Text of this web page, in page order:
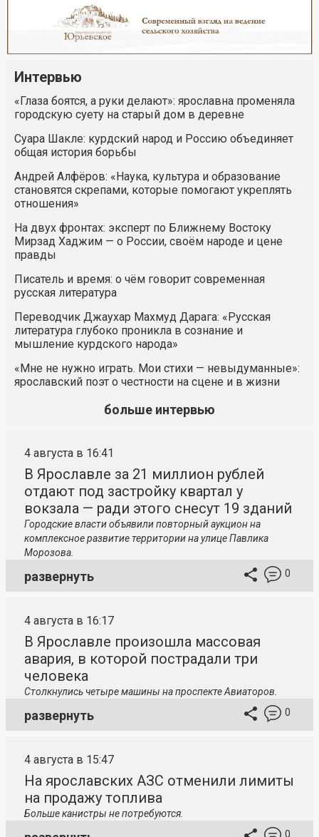
Интервью
«Глаза боятся, а руки делают»: ярославна променяла
городскую суету на старый дом в деревне
Суара Шакле: курдский народ и Россию объединяет
общая история борьбы
Андрей Алфёров: «Наука, культура и образование
становятся скрепами, которые помогают укреплять
отношения»
На двух фронтах: эксперт по Ближнему Востоку
Мирзад Хаджим — о России, своём народе и цене
правды
Писатель и время: о чём говорит современная
русская литература
Переводчик Джаухар Махмуд Дарага: «Русская
литература глубоко проникла в сознание и
мышление курдского народа»
«Мне не нужно играть. Мои стихи — невыдуманные»:
ярославский поэт о честности на сцене и в жизни
больше интервью
4 августа в 16:41
В Ярославле за 21 миллион рублей
отдают под застройку квартал у
вокзала — ради этого снесут 19 зданий
Городские власти объявили повторный аукцион на
комплексное развитие территории на улице Павлика
Морозова.
развернуть 0
4 августа в 16:17
В Ярославле произошла массовая
авария, в которой пострадали три
человека
Столкнулись четыре машины на проспекте Авиаторов.
развернуть 0
4 августа в 15:47
На ярославских АЗС отменили лимиты
на продажу топлива
Больше канистры не потребуются.
0